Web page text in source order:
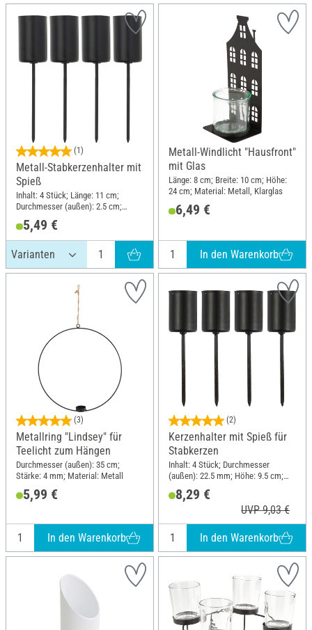
(1)
Metall-Stabkerzenhalter mit
Spieß
Inhalt: 4 Stück; Länge: 11 cm;
Durchmesser (außen): 2.5 cm;
5,49 €
Metall-Windlicht "Hausfront"
mit Glas
Länge: 8 cm; Breite: 10 cm; Höhe:
24 cm; Material: Metall, Klarglas
6,49 €
In den Warenkorb
(3)
Metallring "Lindsey" für
Teelicht zum Hängen
Durchmesser (außen): 35 cm;
Stärke: 4 mm; Material: Metall
5,99 €
In den Warenkorb
(2)
Kerzenhalter mit Spieß für
Stabkerzen
Inhalt: 4 Stück; Durchmesser
(außen): 22.5 mm; Höhe: 9.5 cm;
8,29 €
UVP 9,03 €
In den Warenkorb